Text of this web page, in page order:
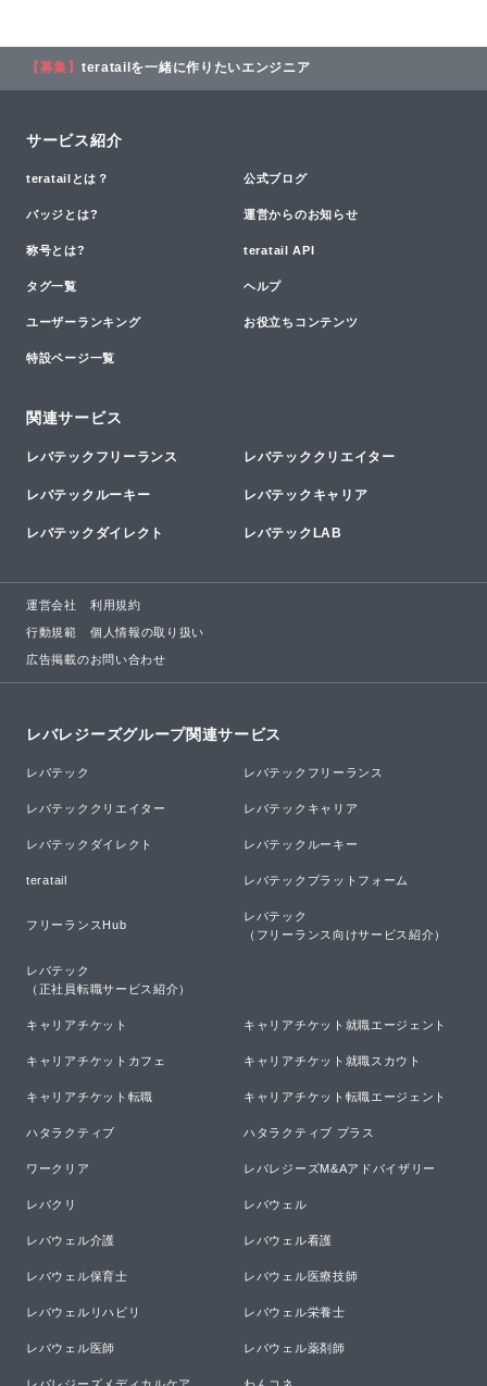
【募集】 teratailを一緒に作りたいエンジニア
サービス紹介
teratailとは？ 公式ブログ
バッジとは? 運営からのお知らせ
称号とは? teratail API
タグ一覧 ヘルプ
ユーザーランキング お役立ちコンテンツ
特設ページ一覧
関連サービス
レバテックフリーランス レバテッククリエイター
レバテックルーキー レバテックキャリア
レバテックダイレクト レバテックLAB
運営会社 利用規約
行動規範 個人情報の取り扱い
広告掲載のお問い合わせ
レバレジーズグループ関連サービス
レバテック レバテックフリーランス
レバテッククリエイター レバテックキャリア
レバテックダイレクト レバテックルーキー
teratail レバテックプラットフォーム
フリーランスHub
レバテック
（フリーランス向けサービス紹介）
レバテック
（正社員転職サービス紹介）
キャリアチケット キャリアチケット就職エージェント
キャリアチケットカフェ キャリアチケット就職スカウト
キャリアチケット転職 キャリアチケット転職エージェント
ハタラクティブ ハタラクティブ プラス
ワークリア レバレジーズM&Aアドバイザリー
レバクリ レバウェル
レバウェル介護 レバウェル看護
レバウェル保育士 レバウェル医療技師
レバウェルリハビリ レバウェル栄養士
レバウェル医師 レバウェル薬剤師